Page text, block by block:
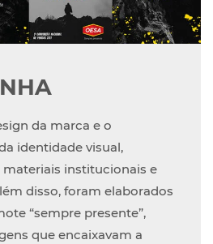
da marca e o
identidade visual,
institucionais e
disso, foram elaborados
“sempre presente”,
que encaixavam a